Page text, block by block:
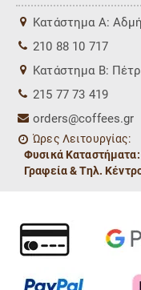
Kατάστημα Α:
210 88 10 717
Kατάστημα Β:
215 77 73 419
orders@coffees.gr
Ώρες Λειτουργίας:
Φυσικά Καταστήματα:
Γραφεία & Τηλ.